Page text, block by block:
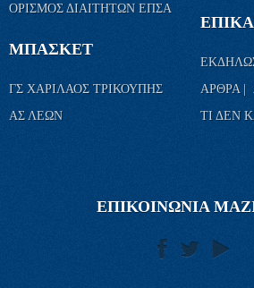
ΟΡΙΣΜΟΣ ΔΙΑΙΤΗΤΩΝ ΕΠΣΑ
ΜΠΑΣΚΕΤ
ΓΣ ΧΑΡΙΛΑΟΣ ΤΡΙΚΟΥΠΗΣ
ΑΣ ΛΕΩΝ
ΑΡΘΡΑ |
ΤΙ ΔΕΝ
ΕΠΙΚΟΙΝΩΝΙΑ